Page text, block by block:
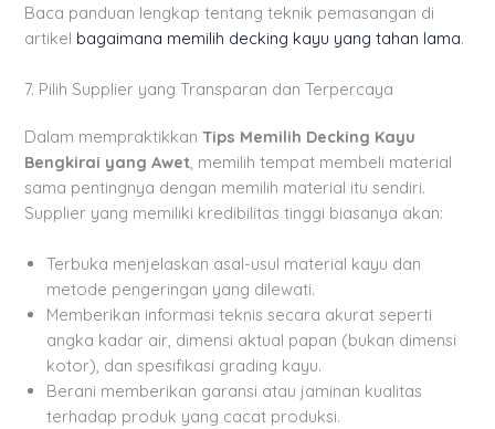
Baca panduan lengkap tentang teknik pemasangan di
artikel bagaimana memilih decking kayu yang tahan lama.
7. Pilih Supplier yang Transparan dan Terpercaya
Dalam mempraktikkanTips Memilih Decking Kayu
Bengkirai yang Awet, memilih tempat membeli material
sama pentingnya dengan memilih material itu sendiri.
Supplier yang memiliki kredibilitas tinggi biasanya akan:
Terbuka menjelaskan asal-usul material kayu dan
metode pengeringan yang dilewati.
Memberikan informasi teknis secara akurat seperti
angka kadar air, dimensi aktual papan (bukan dimensi
kotor), dan spesifikasi grading kayu.
Berani memberikan garansi atau jaminan kualitas
terhadap produk yang cacat produksi.